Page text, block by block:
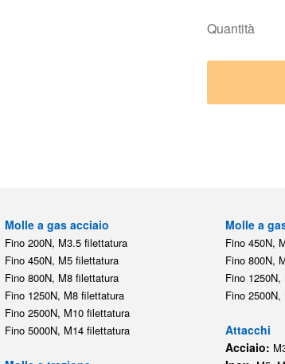
Quantità
Molle a gas acciaio
Fino 200N, M3.5 filettatura
Fino 450N, M5 filettatura
Fino 800N, M8 filettatura
Fino 1250N, M8 filettatura
Fino 2500N, M10 filettatura
Fino 5000N, M14 filettatura
Molle a
Fino 450N,
Fino 800N,
Fino
Fino
Attacchi
Acciaio: